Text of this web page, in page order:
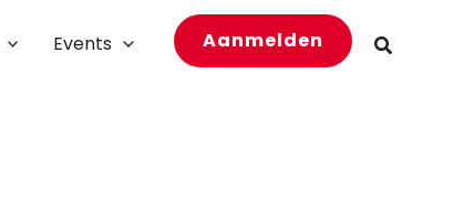
Events Aanmelden Zoeken